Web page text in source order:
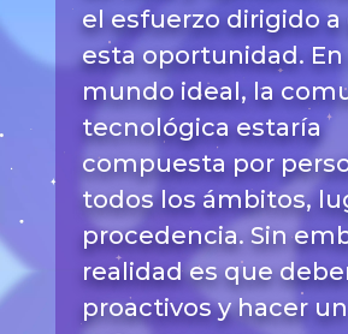
el esfuerzo dirigido a
esta oportunidad. En
mundo ideal, la
tecnológica estaría
compuesta por
todos los ámbitos,
procedencia. Sin
realidad es que
proactivos y hacer un